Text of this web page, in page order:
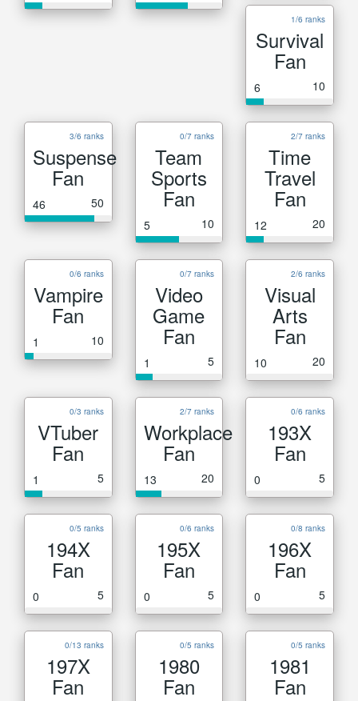
1/6 ranks
Survival
Fan
6 10
3/6 ranks
Suspense
Fan
46 50
0/7 ranks
Team
Sports
Fan
5 10
2/7 ranks
Time
Travel
Fan
12 20
0/6 ranks
Vampire
Fan
1 10
0/7 ranks
Video
Game
Fan
1 5
2/6 ranks
Visual
Arts
Fan
10 20
0/3 ranks
VTuber
Fan
1 5
2/7 ranks
Workplace
Fan
13 20
0/6 ranks
193X
Fan
0 5
0/5 ranks
194X
Fan
0 5
0/6 ranks
195X
Fan
0 5
0/8 ranks
196X
Fan
0 5
0/13 ranks
197X
Fan
0/5 ranks
1980
Fan
0/5 ranks
1981
Fan